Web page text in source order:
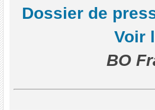
Dossier de
Voir
BO